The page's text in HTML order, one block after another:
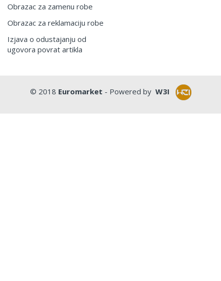
Obrazac za zamenu robe
Obrazac za reklamaciju robe
Izjava o odustajanju od
ugovora povrat artikla
© 2018 Euromarket - Powered by W3I